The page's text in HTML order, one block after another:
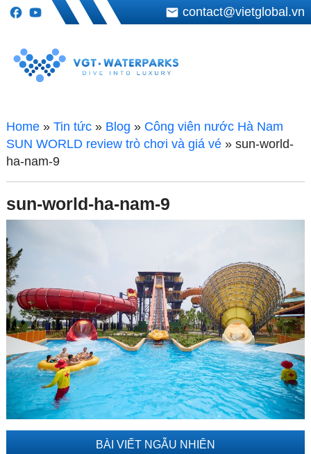
contact@vietglobal.vn
Home» Tin tức» Blog » Công viên nước Hà Nam
SUN WORLD review trò chơi và giá vé» sun-world-
ha-nam-9
sun-world-ha-nam-9
BÀI VIẾT NGẪU NHIÊN